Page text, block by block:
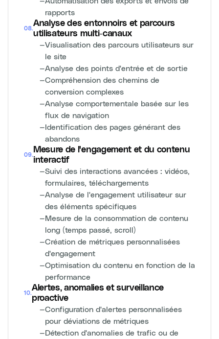
rapports
08.
Analyse des entonnoirs et parcours
utilisateurs multi-canaux
—Visualisation des parcours utilisateurs sur
le site
—Analyse des points d'entrée et de sortie
—Compréhension des chemins de
conversion complexes
—Analyse comportementale basée sur les
flux de navigation
—Identification des pages générant des
abandons
09.
Mesure de l'engagement et du contenu
interactif
—Suivi des interactions avancées : vidéos,
formulaires, téléchargements
—Analyse de l'engagement utilisateur sur
des éléments spécifiques
—Mesure de la consommation de contenu
long (temps passé, scroll)
—Création de métriques personnalisées
d'engagement
—Optimisation du contenu en fonction de la
performance
10.
Alertes, anomalies et surveillance
proactive
—Configuration d'alertes personnalisées
pour déviations de métriques
—Détection d'anomalies de trafic ou de